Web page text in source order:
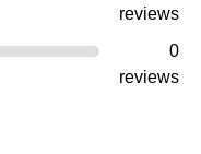
reviews
0
reviews